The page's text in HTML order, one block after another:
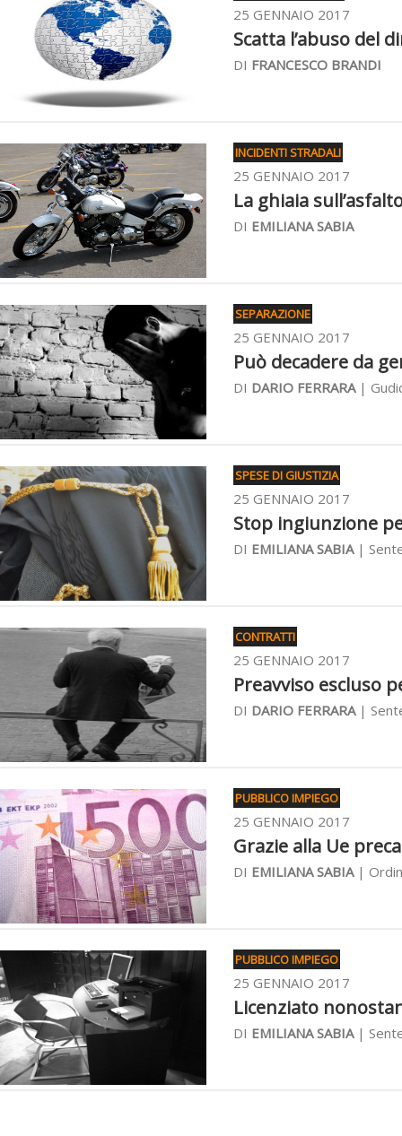
25 GENNAIO 2017
Scatta l’abuso del
DI FRANCESCO BRANDI
INCIDENTI STRADALI
25 GENNAIO 2017
La ghiaia
DI EMILIANA SABIA
SEPARAZIONE
25 GENNAIO 2017
Può decadere da
DI DARIO FERRARA|
SPESE DI GIUSTIZIA
25 GENNAIO 2017
Stop ingiunzione
DI EMILIANA SABIA|
CONTRATTI
25 GENNAIO 2017
Preavviso escluso
DI DARIO FERRARA|
PUBBLICO IMPIEGO
25 GENNAIO 2017
Grazie alla Ue
DI EMILIANA SABIA|
PUBBLICO IMPIEGO
25 GENNAIO 2017
Licenziato
DI EMILIANA SABIA|